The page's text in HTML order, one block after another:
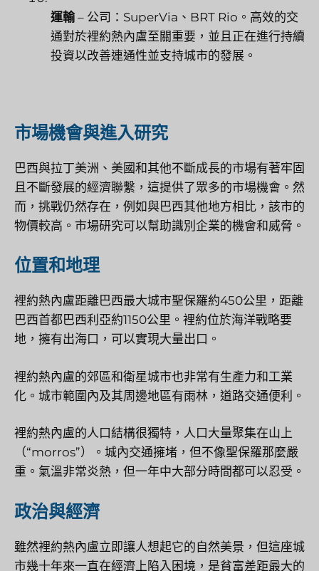
運輸– 公司：SuperVia、BRT Rio。高效的交
通對於裡約熱內盧至關重要，並且正在進行持續
投資以改善連通性並支持城市的發展。
市場機會與進入研究
巴西與拉丁美洲、美國和其他不斷成長的市場有著牢固
且不斷發展的經濟聯繫，這提供了眾多的市場機會。然
而，挑戰仍然存在，例如與巴西其他地方相比，該市的
物價較高。市場研究可以幫助識別企業的機會和威脅。
位置和地理
裡約熱內盧距離巴西最大城市聖保羅約450公里，距離
巴西首都巴西利亞約1150公里。裡約位於海洋戰略要
地，擁有出海口，可以實現大量出口。
裡約熱內盧的郊區和衛星城市也非常有生產力和工業
化。城市範圍內及其周邊地區有雨林，道路交通便利。
裡約熱內盧的人口結構很獨特，人口大量聚集在山上
（“morros”）。城內交通擁堵，但不像聖保羅那麼嚴
重。氣溫非常炎熱，但一年中大部分時間都可以忍受。
政治與經濟
雖然裡約熱內盧立即讓人想起它的自然美景，但這座城
市幾十年來一直在經濟上陷入困境，是貧富差距最大的